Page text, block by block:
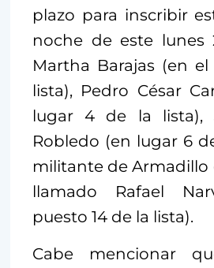
plazo para inscribir
noche de este lunes
Martha Barajas (en
lista), Pedro César
lugar 4 de la lista),
Robledo (en lugar 6
militante de Armadillo
llamado Rafael
puesto 14 de la lista).
Cabe mencionar